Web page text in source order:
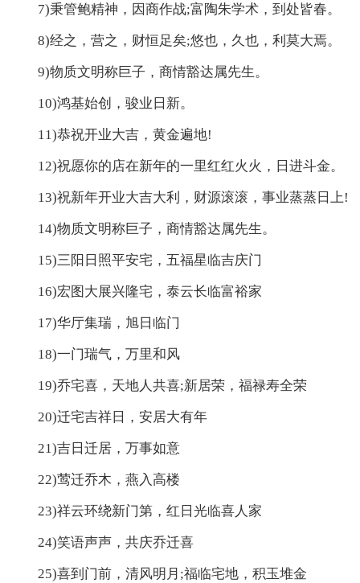
7)秉管鲍精神，因商作战;富陶朱学术，到处皆春。
8)经之，营之，财恒足矣;悠也，久也，利莫大焉。
9)物质文明称巨子，商情豁达属先生。
10)鸿基始创，骏业日新。
11)恭祝开业大吉，黄金遍地!
12)祝愿你的店在新年的一里红红火火，日进斗金。
13)祝新年开业大吉大利，财源滚滚，事业蒸蒸日上!
14)物质文明称巨子，商情豁达属先生。
15)三阳日照平安宅，五福星临吉庆门
16)宏图大展兴隆宅，泰云长临富裕家
17)华厅集瑞，旭日临门
18)一门瑞气，万里和风
19)乔宅喜，天地人共喜;新居荣，福禄寿全荣
20)迁宅吉祥日，安居大有年
21)吉日迁居，万事如意
22)莺迁乔木，燕入高楼
23)祥云环绕新门第，红日光临喜人家
24)笑语声声，共庆乔迁喜
25)喜到门前，清风明月;福临宅地，积玉堆金